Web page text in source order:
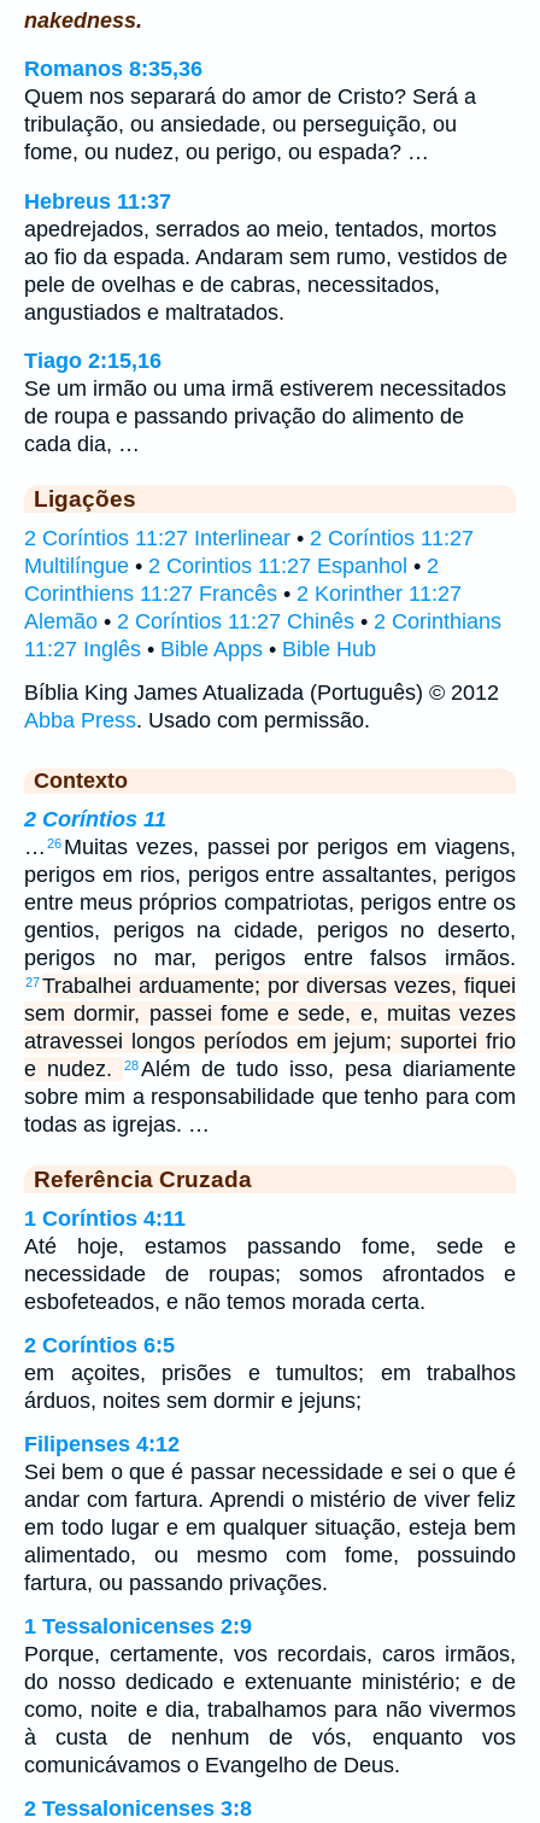
nakedness.
Romanos 8:35,36
Quem nos separará do amor de Cristo? Será a
tribulação, ou ansiedade, ou perseguição, ou
fome, ou nudez, ou perigo, ou espada? …
Hebreus 11:37
apedrejados, serrados ao meio, tentados, mortos
ao fio da espada. Andaram sem rumo, vestidos de
pele de ovelhas e de cabras, necessitados,
angustiados e maltratados.
Tiago 2:15,16
Se um irmão ou uma irmã estiverem necessitados
de roupa e passando privação do alimento de
cada dia, …
Ligações
2 Coríntios 11:27 Interlinear • 2 Coríntios 11:27
Multilíngue • 2 Corintios 11:27 Espanhol • 2
Corinthiens 11:27 Francês • 2 Korinther 11:27
Alemão • 2 Coríntios 11:27 Chinês • 2 Corinthians
11:27 Inglês • Bible Apps • Bible Hub
Bíblia King James Atualizada (Português) © 2012
Abba Press. Usado com permissão.
Contexto
2 Coríntios 11
… 26 Muitas vezes, passei por perigos em viagens,
perigos em rios, perigos entre assaltantes, perigos
entre meus próprios compatriotas, perigos entre os
gentios, perigos na cidade, perigos no deserto,
perigos no mar, perigos entre falsos irmãos.
27Trabalhei arduamente; por diversas vezes, fiquei
sem dormir, passei fome e sede, e, muitas vezes
atravessei longos períodos em jejum; suportei frio
e nudez.
28Além de tudo isso, pesa diariamente
sobre mim a responsabilidade que tenho para com
todas as igrejas. …
Referência Cruzada
1 Coríntios 4:11
Até hoje, estamos passando fome, sede e
necessidade de roupas; somos afrontados e
esbofeteados, e não temos morada certa.
2 Coríntios 6:5
em açoites, prisões e tumultos; em trabalhos
árduos, noites sem dormir e jejuns;
Filipenses 4:12
Sei bem o que é passar necessidade e sei o que é
andar com fartura. Aprendi o mistério de viver feliz
em todo lugar e em qualquer situação, esteja bem
alimentado, ou mesmo com fome, possuindo
fartura, ou passando privações.
1 Tessalonicenses 2:9
Porque, certamente, vos recordais, caros irmãos,
do nosso dedicado e extenuante ministério; e de
como, noite e dia, trabalhamos para não vivermos
à custa de nenhum de vós, enquanto vos
comunicávamos o Evangelho de Deus.
2 Tessalonicenses 3:8